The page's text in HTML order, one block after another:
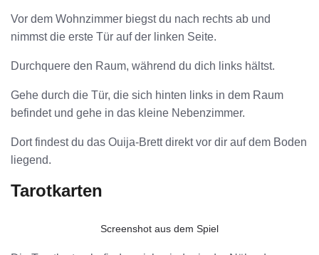
Vor dem Wohnzimmer biegst du nach rechts ab und
nimmst die erste Tür auf der linken Seite.
Durchquere den Raum, während du dich links hältst.
Gehe durch die Tür, die sich hinten links in dem Raum
befindet und gehe in das kleine Nebenzimmer.
Dort findest du das Ouija-Brett direkt vor dir auf dem Boden
liegend.
Tarotkarten
Screenshot aus dem Spiel